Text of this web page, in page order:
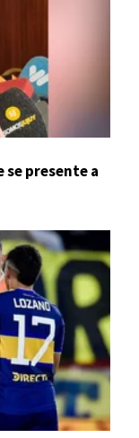
se presente a